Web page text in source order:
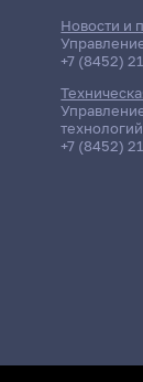
Новости и
+7 (8452)
технологий
+7 (8452)